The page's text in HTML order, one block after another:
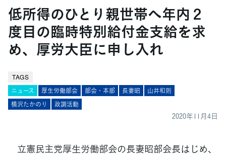
低所得のひとり親世帯へ年内２
度目の臨時特別給付金支給を求
め、厚労大臣に申し入れ
TAGS
ニュース 厚生労働部会 部会・本部 長妻昭
山井和則
横沢たかのり
政調活動
2020年11月4日
立憲民主党厚生労働部会の長妻昭部会長はじめ、